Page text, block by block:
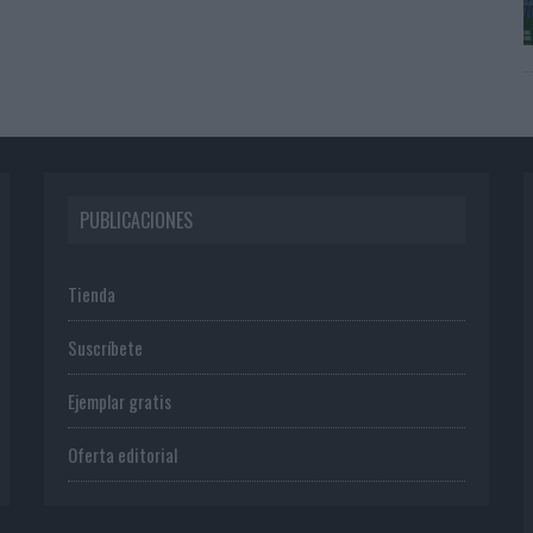
PUBLICACIONES
Tienda
Suscríbete
Ejemplar gratis
Oferta editorial